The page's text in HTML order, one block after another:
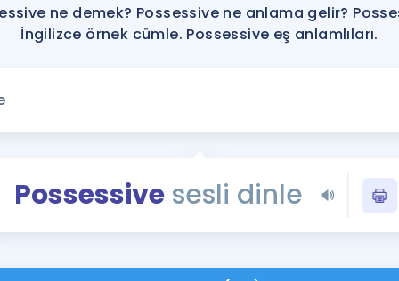
YDS ve YÖKDİL'e
Tüm ÖSYM
YDS - YÖKDİL
İngilizce
ne demek? Possessive ne anlama gelir?
İngilizce örnek cümle. Possessive eş anlamlıları.
Possessive sesli dinle